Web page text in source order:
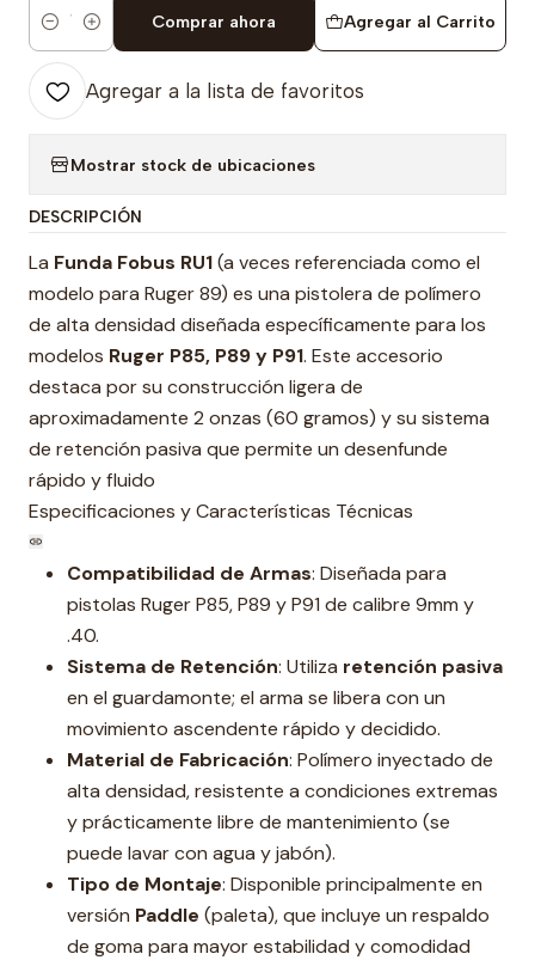
Cantidad
Agregar al Carrito
Comprar ahora
Agregar a la lista de favoritos
Mostrar stock de ubicaciones
DESCRIPCIÓN
La Funda Fobus RU1(a veces referenciada como el
modelo para Ruger 89) es una pistolera de polímero
de alta densidad diseñada específicamente para los
modelos Ruger P85, P89 y P91. Este accesorio
destaca por su construcción ligera de
aproximadamente 2 onzas (60 gramos) y su sistema
de retención pasiva que permite un desenfunde
rápido y fluido
Especificaciones y Características Técnicas
Compatibilidad de Armas: Diseñada para
pistolas Ruger P85, P89 y P91 de calibre 9mm y
.40.
Sistema de Retención: Utiliza retención pasiva
en el guardamonte; el arma se libera con un
movimiento ascendente rápido y decidido.
Material de Fabricación: Polímero inyectado de
alta densidad, resistente a condiciones extremas
y prácticamente libre de mantenimiento (se
puede lavar con agua y jabón).
Tipo de Montaje: Disponible principalmente en
versión Paddle (paleta), que incluye un respaldo
de goma para mayor estabilidad y comodidad